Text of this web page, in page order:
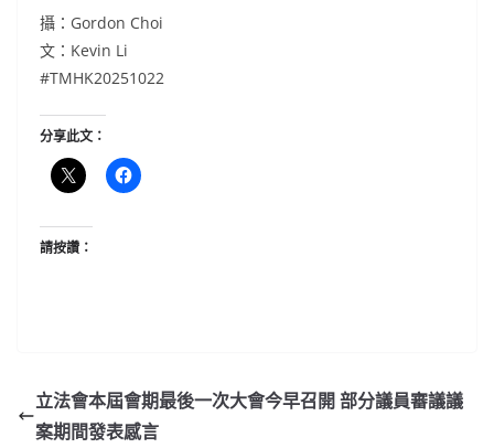
攝：Gordon Choi
文：Kevin Li
#TMHK20251022
分享此文：
請按讚：
立法會本屆會期最後一次大會今早召開 部分議員審議議
案期間發表感言